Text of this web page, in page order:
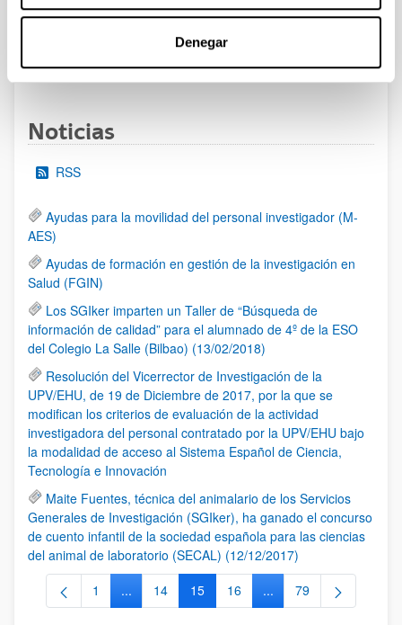
Denegar
al 30/07/2026 (ambos incluídos)
Página
1 Página
2 Página
3 ...Páginas intermedias Use TAB
Página
95
Noticias
RSS
Ayudas para la movilidad del personal investigador (M-
AES)
Ayudas de formación en gestión de la investigación en
Salud (FGIN)
Los SGIker imparten un Taller de “Búsqueda de
información de calidad” para el alumnado de 4º de la ESO
del Colegio La Salle (Bilbao) (13/02/2018)
Resolución del Vicerrector de Investigación de la
UPV/EHU, de 19 de Diciembre de 2017, por la que se
modifican los criterios de evaluación de la actividad
investigadora del personal contratado por la UPV/EHU bajo
la modalidad de acceso al Sistema Español de Ciencia,
Tecnología e Innovación
Maite Fuentes, técnica del animalario de los Servicios
Generales de Investigación (SGIker), ha ganado el concurso
de cuento infantil de la sociedad española para las ciencias
del animal de laboratorio (SECAL) (12/12/2017)
Página
1 ...Páginas intermedias Use TAB para desplazarse.
Página
14 Página
15 Página
16 ...Páginas intermedias
Página
79